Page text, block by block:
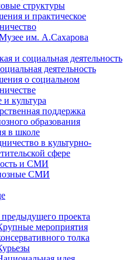
структуры
и практическое
им. А.Сахарова
и социальная деятельность
деятельность
о социальном
культура
поддержка
образования
в школе
в культурно-
сфере
и СМИ
СМИ
проекта
мероприятия
толка